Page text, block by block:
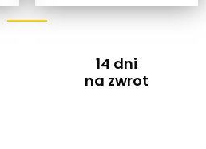
14 dni
na zwrot